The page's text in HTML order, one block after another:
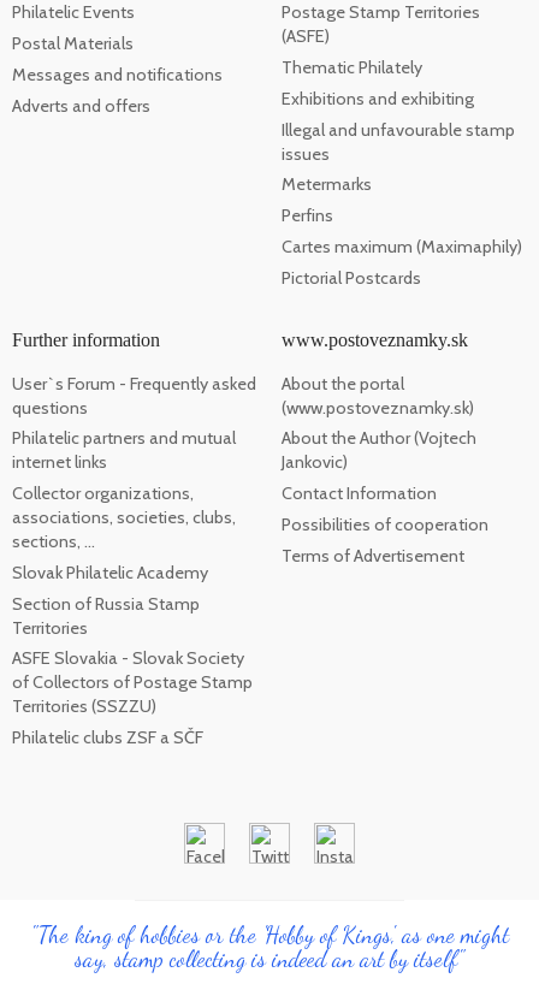
Philatelic Events
Postal Materials
Messages and notifications
Adverts and offers
Postage Stamp Territories
(ASFE)
Thematic Philately
Exhibitions and exhibiting
Illegal and unfavourable stamp
issues
Metermarks
Perfins
Cartes maximum (Maximaphily)
Pictorial Postcards
Further information
User`s Forum - Frequently asked
questions
Philatelic partners and mutual
internet links
Collector organizations,
associations, societies, clubs,
sections, ...
Slovak Philatelic Academy
Section of Russia Stamp
Territories
ASFE Slovakia - Slovak Society
of Collectors of Postage Stamp
Territories (SSZZU)
Philatelic clubs ZSF a SČF
www.postoveznamky.sk
About the portal
(www.postoveznamky.sk)
About the Author (Vojtech
Jankovic)
Contact Information
Possibilities of cooperation
Terms of Advertisement
"The king of hobbies or the 'Hobby of Kings', as one might
say, stamp collecting is indeed an art by itself"